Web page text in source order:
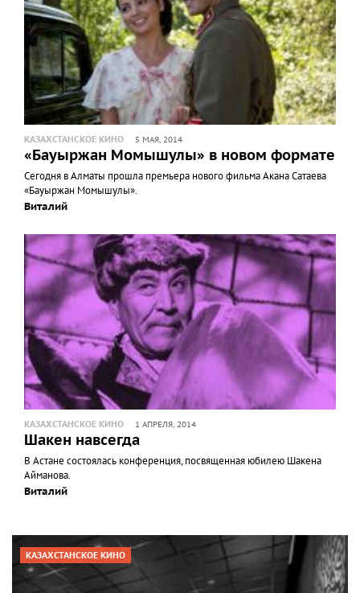
КАЗАХСТАНСКОЕ КИНО 5 МАЯ, 2014
«Бауыржан Момышулы» в новом формате
Сегодня в Алматы прошла премьера нового фильма Акана Сатаева
«Бауыржан Момышулы».
Виталий
КАЗАХСТАНСКОЕ КИНО 1 АПРЕЛЯ, 2014
Шакен навсегда
В Астане состоялась конференция, посвященная юбилею Шакена
Айманова.
Виталий
КАЗАХСТАНСКОЕ КИНО